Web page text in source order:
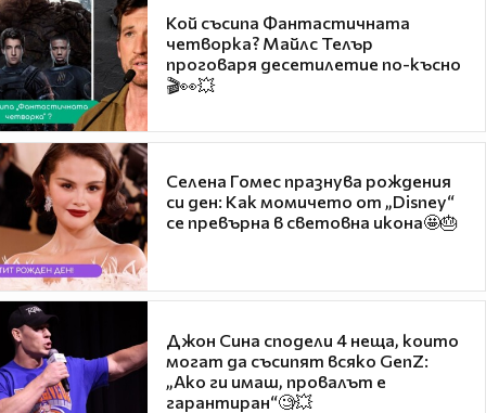
Кой съсипа Фантастичната
четворка? Майлс Телър
проговаря десетилетие по-късно
🎬👀💥
Селена Гомес празнува рождения
си ден: Как момичето от „Disney“
се превърна в световна икона🤩🎂
Джон Сина сподели 4 неща, които
могат да съсипят всяко GenZ:
„Ако ги имаш, провалът е
гарантиран“🧐💥